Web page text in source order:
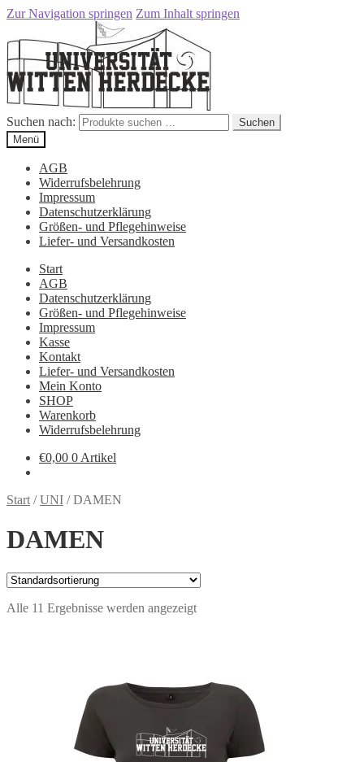
Zur Navigation springen Zum Inhalt springen
Suchen nach:
Suchen
Menü
AGB
Widerrufsbelehrung
Impressum
Datenschutzerklärung
Größen- und Pflegehinweise
Liefer- und Versandkosten
Start
AGB
Datenschutzerklärung
Größen- und Pflegehinweise
Impressum
Kasse
Kontakt
Liefer- und Versandkosten
Mein Konto
SHOP
Warenkorb
Widerrufsbelehrung
€0,00 0 Artikel
Start /UNI /DAMEN
DAMEN
Alle 11 Ergebnisse werden angezeigt